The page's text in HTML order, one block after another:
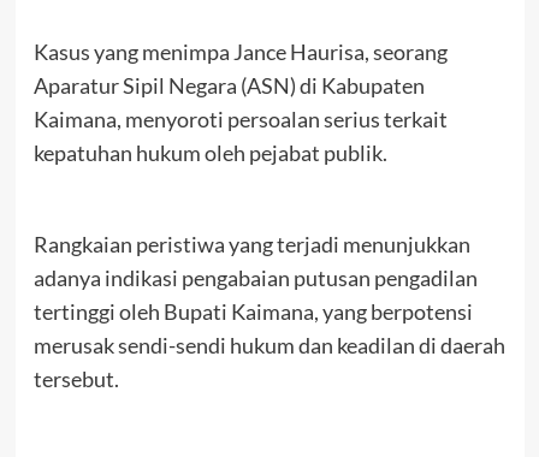
Kasus yang menimpa Jance Haurisa, seorang
Aparatur Sipil Negara (ASN) di Kabupaten
Kaimana, menyoroti persoalan serius terkait
kepatuhan hukum oleh pejabat publik.
Rangkaian peristiwa yang terjadi menunjukkan
adanya indikasi pengabaian putusan pengadilan
tertinggi oleh Bupati Kaimana, yang berpotensi
merusak sendi-sendi hukum dan keadilan di daerah
tersebut.